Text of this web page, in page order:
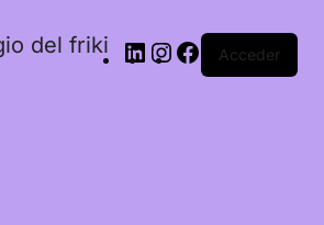
del friki Acceder